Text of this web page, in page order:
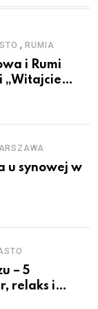
,RUMIA
i Rumi
„Witajcie
u synowej w
– 5
relaks i